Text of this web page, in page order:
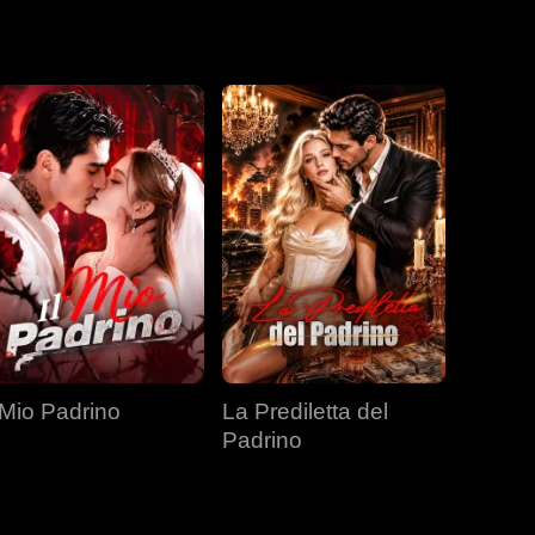
Leland,
dell'altro.
Padrino
La Prediletta del
Padrino